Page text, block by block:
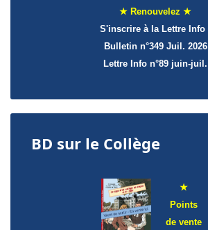
★ Renouvelez ★
S'inscrire à la Lettre Info
Bulletin n°349 Juil. 2026
Lettre Info n°89 juin-juil.
BD sur le Collège
★
Points
de vente